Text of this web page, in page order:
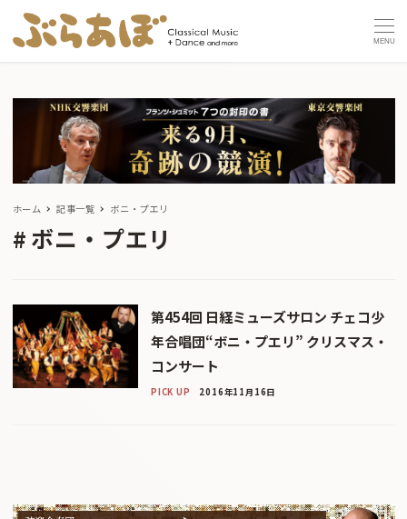
MENU
ホーム 記事一覧 ボニ・プエリ
ボニ・プエリ
第454回 日経ミューズサロン チェコ少
年合唱団“ボニ・プエリ” クリスマス・
コンサート
PICK UP 2016年11月16日